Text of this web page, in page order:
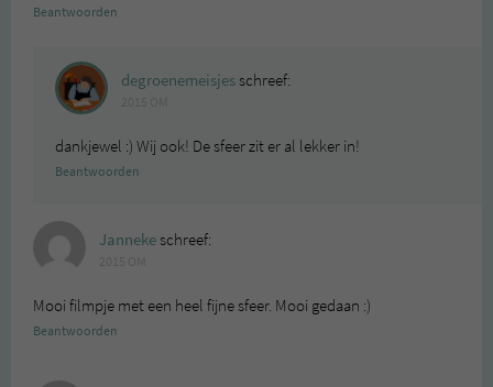
Beantwoorden
degroenemeisjesschreef:
dankjewel :) Wij ook! De sfeer zit er al lekker in!
Beantwoorden
Jannekeschreef:
Mooi filmpje met een heel fijne sfeer. Mooi gedaan :)
Beantwoorden